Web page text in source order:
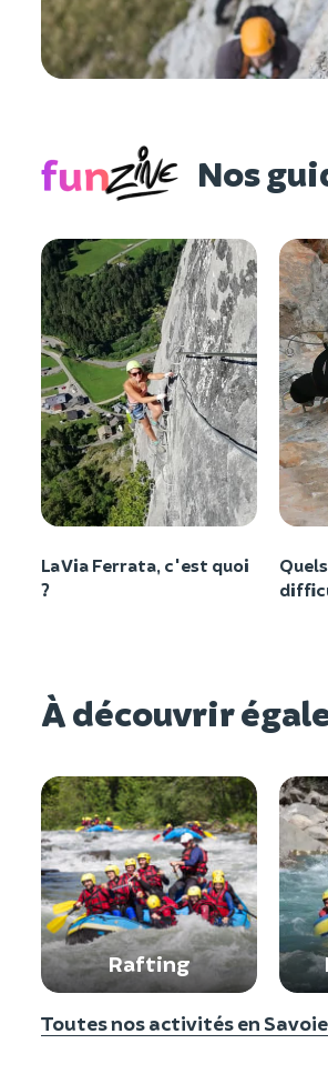
Nos
La Via Ferrata, c'est quoi
?
À découvrir
Rafting
Toutes nos activités en Savoie